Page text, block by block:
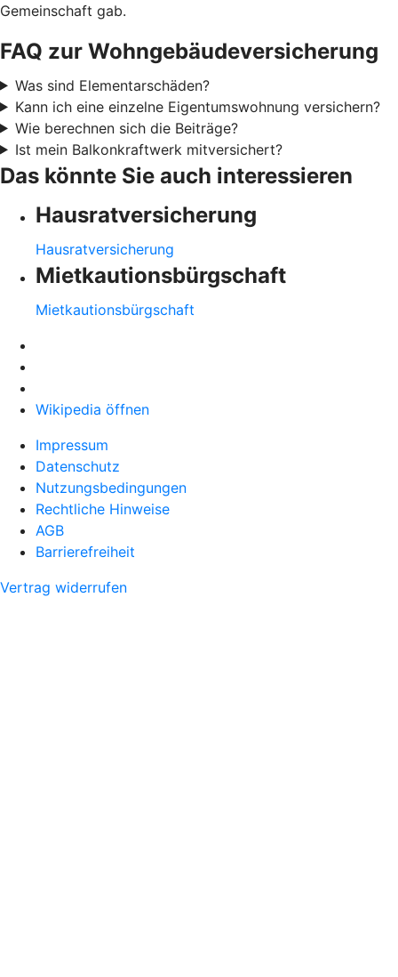
Gemeinschaft gab.
FAQ zur Wohngebäudeversicherung
Was sind Elementarschäden?
Kann ich eine einzelne Eigentumswohnung versichern?
Wie berechnen sich die Beiträge?
Ist mein Balkonkraftwerk mitversichert?
Das könnte Sie auch interessieren
Hausratversicherung
Hausratversicherung
Mietkautionsbürgschaft
Mietkautionsbürgschaft
Wikipedia öffnen
Impressum
Datenschutz
Nutzungsbedingungen
Rechtliche Hinweise
AGB
Barrierefreiheit
Vertrag widerrufen